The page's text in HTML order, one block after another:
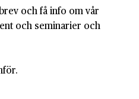
och få info om vår
och seminarier och